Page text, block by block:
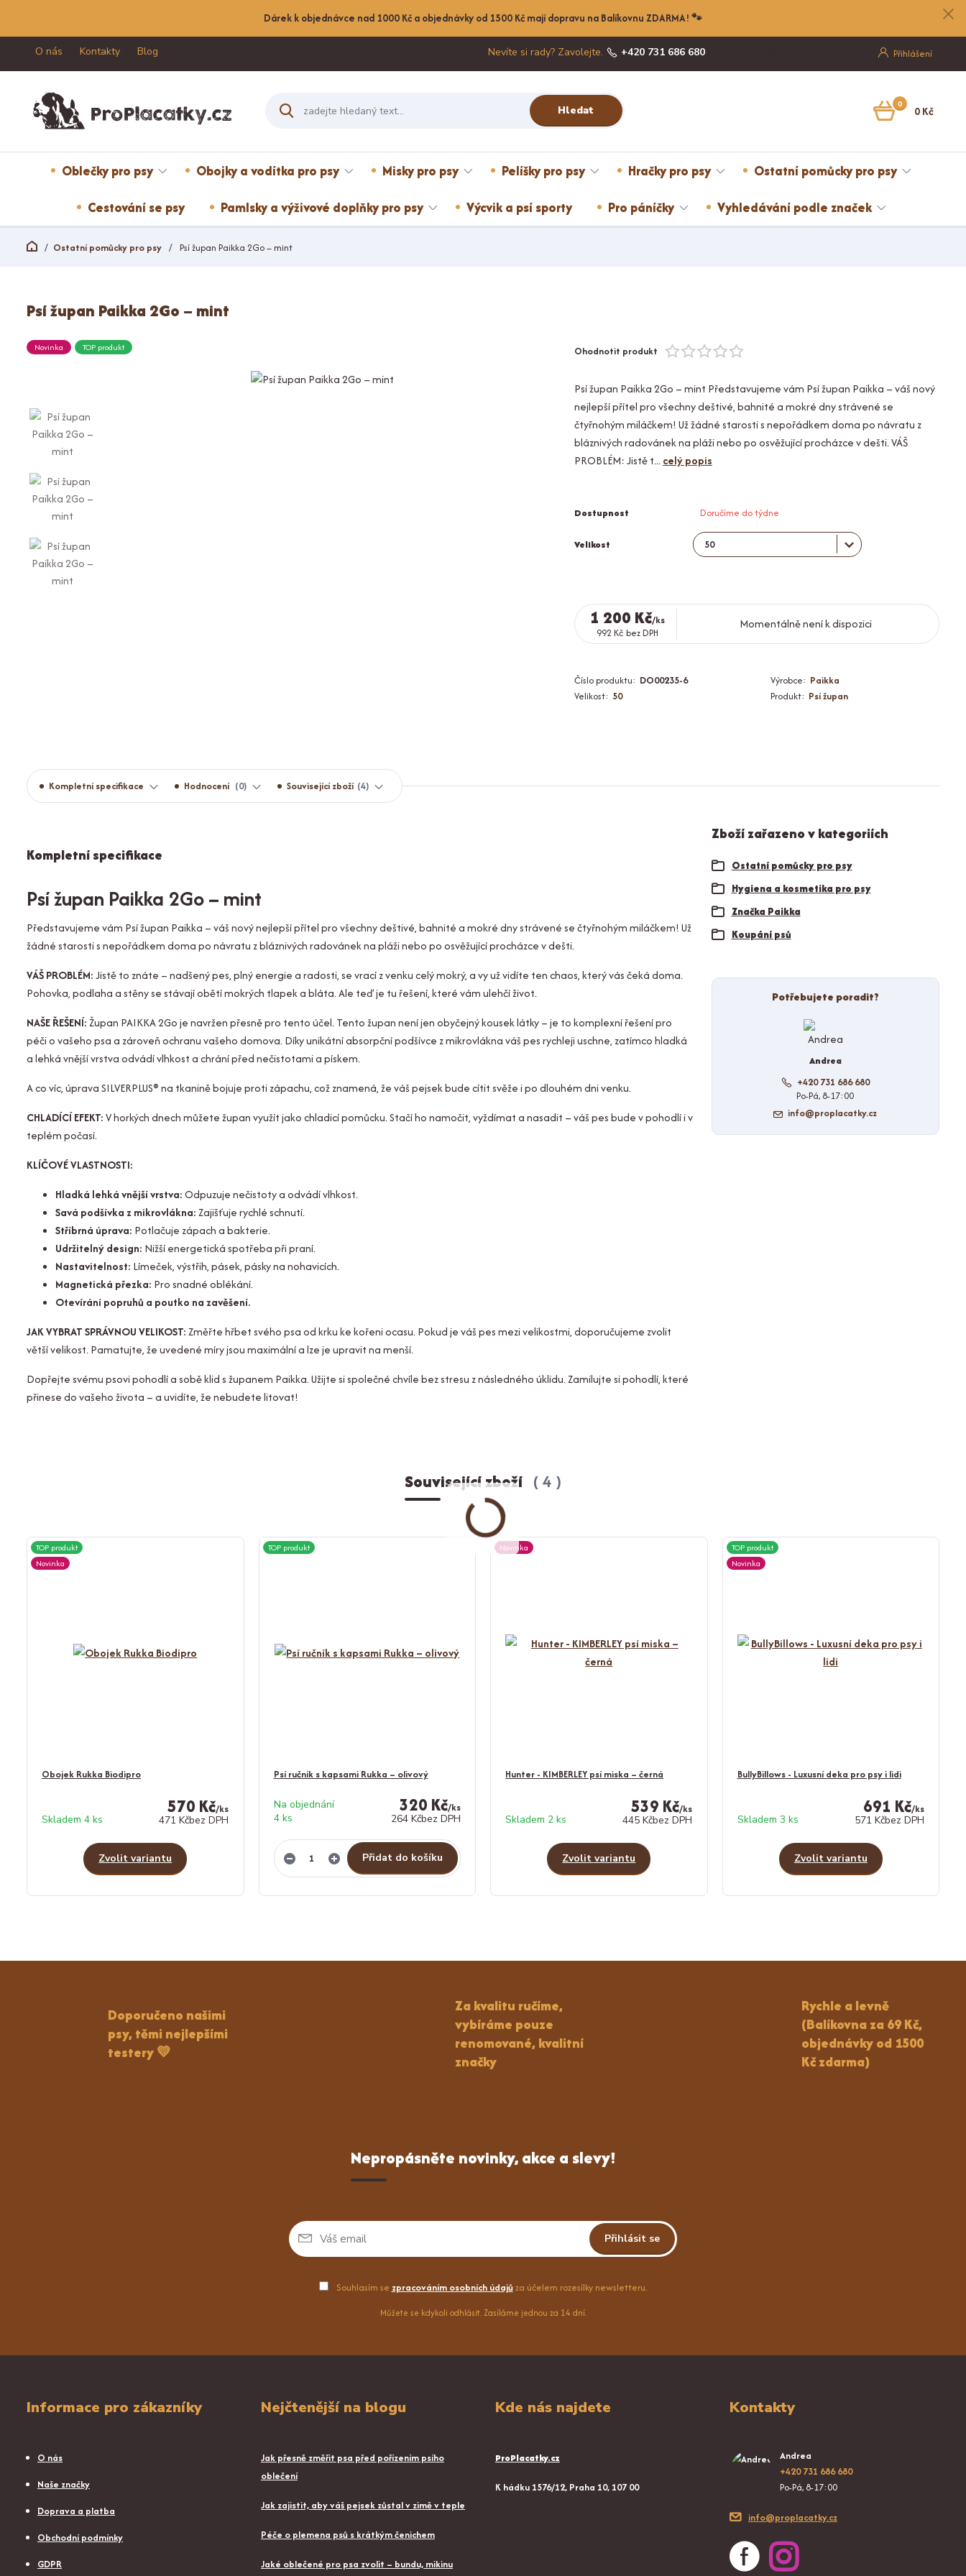
Dárek k objednávce nad 1000 Kč a objednávky od 1500 Kč mají dopravu na Balíkovnu ZDARMA! 🐾
O nás Kontakty Blog Přihlášení
Hledat
Nevíte si rady? Zavolejte. +420 731 686 680
0 0 Kč
Oblečky pro psy Obojky a vodítka pro psy Misky pro psy Pelíšky pro psy Hračky pro psy Ostatní pomůcky pro psy
Cestování se psy Pamlsky a výživové doplňky pro psy Výcvik a psí sporty Pro páníčky Vyhledávání podle značek
Ostatní pomůcky pro psy Psí župan Paikka 2Go – mint
Psí župan Paikka 2Go – mint
Novinka TOP produkt Ohodnotit produkt
Psí župan Paikka 2Go – mint Představujeme vám Psí župan Paikka – váš nový
nejlepší přítel pro všechny deštivé, bahnité a mokré dny strávené se
čtyřnohým miláčkem! Už žádné starosti s nepořádkem doma po návratu z
bláznivých radovánek na pláži nebo po osvěžující procházce v dešti. VÁŠ
PROBLÉM: Jistě t...celý popis
Dostupnost Doručíme do týdne
Velikost
1 200 Kč/ks
992 Kč bez DPH
Momentálně není k dispozici
Číslo produktu: DO00235-6 Výrobce: Paikka
Velikost: 50 Produkt: Psí župan
Kompletní specifikace Hodnocení 0 Související zboží 4
Kompletní specifikace
Psí župan Paikka 2Go – mint
Představujeme vám Psí župan Paikka – váš nový nejlepší přítel pro všechny deštivé, bahnité a mokré dny strávené se čtyřnohým miláčkem! Už
žádné starosti s nepořádkem doma po návratu z bláznivých radovánek na pláži nebo po osvěžující procházce v dešti.
VÁŠ PROBLÉM:Jistě to znáte – nadšený pes, plný energie a radosti, se vrací z venku celý mokrý, a vy už vidíte ten chaos, který vás čeká doma.
Pohovka, podlaha a stěny se stávají obětí mokrých tlapek a bláta. Ale teď je tu řešení, které vám ulehčí život.
NAŠE ŘEŠENÍ:Župan PAIKKA 2Go je navržen přesně pro tento účel. Tento župan není jen obyčejný kousek látky – je to komplexní řešení pro
péči o vašeho psa a zároveň ochranu vašeho domova. Díky unikátní absorpční podšívce z mikrovlákna váš pes rychleji uschne, zatímco hladká
a lehká vnější vrstva odvádí vlhkost a chrání před nečistotami a pískem.
A co víc, úprava SILVERPLUS® na tkanině bojuje proti zápachu, což znamená, že váš pejsek bude cítit svěže i po dlouhém dni venku.
CHLADÍCÍ EFEKT:V horkých dnech můžete župan využít jako chladicí pomůcku. Stačí ho namočit, vyždímat a nasadit – váš pes bude v pohodlí i v
teplém počasí.
KLÍČOVÉ VLASTNOSTI:
Hladká lehká vnější vrstva:Odpuzuje nečistoty a odvádí vlhkost.
Savá podšívka z mikrovlákna:Zajišťuje rychlé schnutí.
Stříbrná úprava: Potlačuje zápach a bakterie.
Udržitelný design: Nižší energetická spotřeba při praní.
Nastavitelnost: Límeček, výstřih, pásek, pásky na nohavicích.
Magnetická přezka: Pro snadné oblékání.
Otevírání popruhů a poutko na zavěšení.
JAK VYBRAT SPRÁVNOU VELIKOST:Změřte hřbet svého psa od krku ke kořeni ocasu. Pokud je váš pes mezi velikostmi, doporučujeme zvolit
větší velikost. Pamatujte, že uvedené míry jsou maximální a lze je upravit na menší.
Dopřejte svému psovi pohodlí a sobě klid s županem Paikka. Užijte si společné chvíle bez stresu z následného úklidu. Zamilujte si pohodlí, které
přinese do vašeho života – a uvidíte, že nebudete litovat!
Zboží zařazeno v kategoriích
Ostatní pomůcky pro psy
Hygiena a kosmetika pro psy
Značka Paikka
Koupání psů
Potřebujete poradit?
Andrea
+420 731 686 680
Po-Pá, 8-17:00
info@proplacatky.cz
Související zboží 4
TOP produkt
Novinka
Obojek Rukka Biodipro
570 Kč/ks
471 Kčbez DPH
Skladem 4 ks
Zvolit variantu
TOP produkt
Psí ručník s kapsami Rukka – olivový
320 Kč/ks
264 Kčbez DPH
Na objednání
4 ks
Přidat do košíku
Novinka
Hunter - KIMBERLEY psí miska – černá
539 Kč/ks
445 Kčbez DPH
Skladem 2 ks
Zvolit variantu
TOP produkt
Novinka
BullyBillows - Luxusní deka pro psy i lidi
691 Kč/ks
571 Kčbez DPH
Skladem 3 ks
Zvolit variantu
Doporučeno našimi
psy, těmi nejlepšími
testery 💛
Za kvalitu ručíme,
vybíráme pouze
renomované, kvalitní
značky
Rychle a levně
(Balíkovna za 69 Kč,
objednávky od 1500
Kč zdarma)
Nepropásněte novinky, akce a slevy!
Přihlásit se
Souhlasím se zpracováním osobních údajůza účelem rozesílky newsletteru.
Můžete se kdykoli odhlásit. Zasíláme jednou za 14 dní.
Informace pro zákazníky
O nás
Naše značky
Doprava a platba
Obchodní podmínky
GDPR
Nejčtenější na blogu
Jak přesně změřit psa před pořízením psího
oblečení
Jak zajistit, aby váš pejsek zůstal v zimě v teple
Péče o plemena psů s krátkým čenichem
Jaké oblečené pro psa zvolit – bundu, mikinu
Kde nás najdete
ProPlacatky.cz
K hádku 1576/12, Praha 10, 107 00
Kontakty
Andrea
+420 731 686 680
Po-Pá, 8-17:00
info@proplacatky.cz